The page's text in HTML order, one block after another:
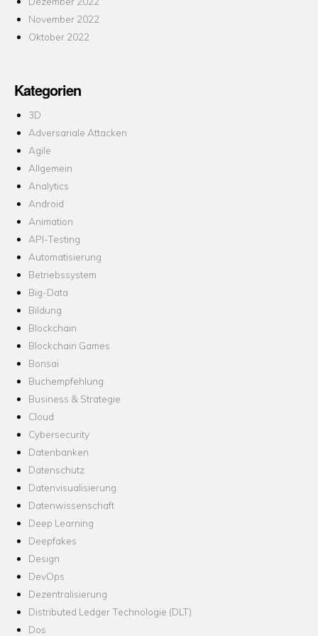
November 2022
Oktober 2022
Kategorien
3D
Adversariale Attacken
Agile
Allgemein
Analytics
Android
Animation
API-Testing
Automatisierung
Betriebssystem
Big-Data
Bildung
Blockchain
Blockchain Games
Bonsai
Buchempfehlung
Business & Strategie
Cloud
Cybersecurity
Datenbanken
Datenschutz
Datenvisualisierung
Datenwissenschaft
Deep Learning
Deepfakes
Design
DevOps
Dezentralisierung
Distributed Ledger Technologie (DLT)
Dos